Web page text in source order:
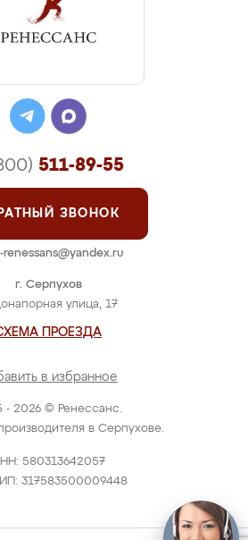
- 2026 © Ренессанс.
в Серпухове.
580313642057
317583500009448
г. Серпухов
улица, 17
ПРОЕЗДА
в избранное
511-89-55
ЗВОНОК